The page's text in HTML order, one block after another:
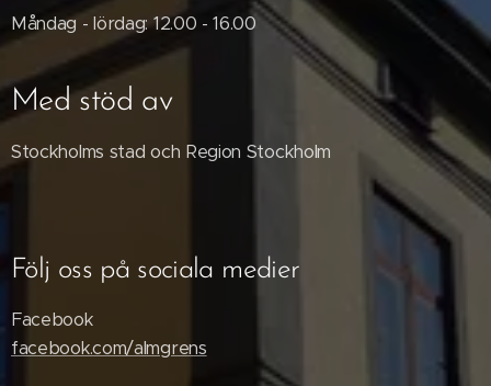
Måndag - lördag: 12.00 - 16.00
Med stöd av
Stockholms stad och Region Stockholm
Följ oss på sociala medier
Facebook
facebook.com/almgrens